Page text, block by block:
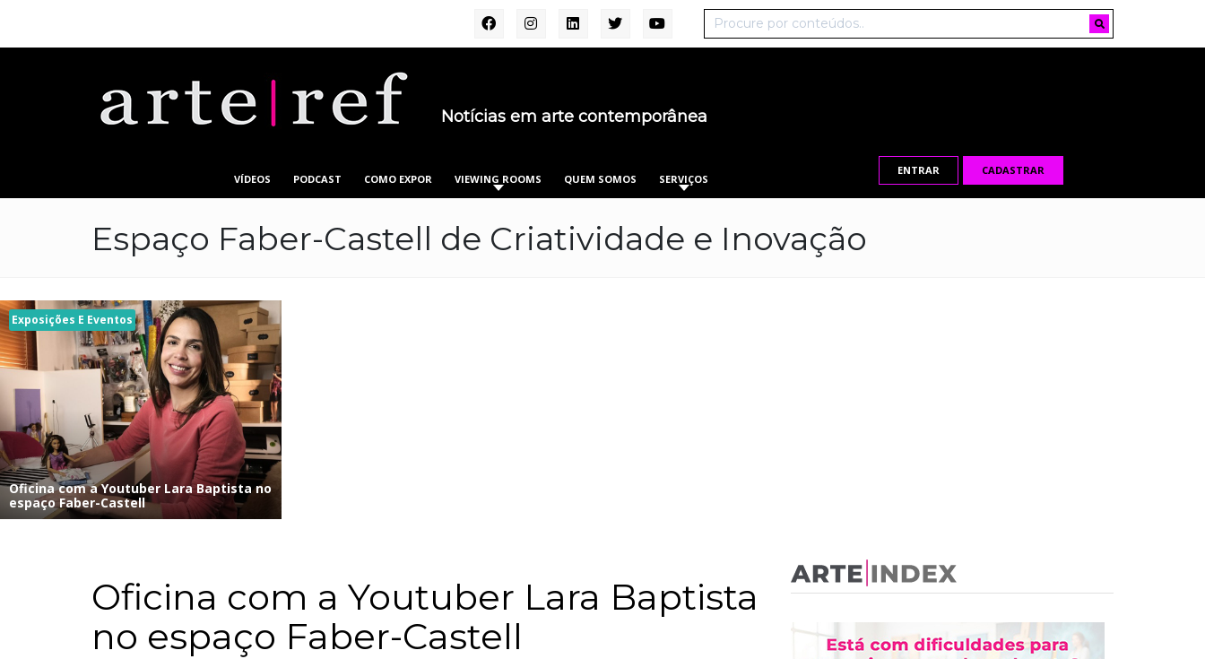
Notícias em arte contemporânea
VÍDEOS PODCAST COMO EXPOR VIEWING ROOMS QUEM SOMOS SERVIÇOS
ENTRAR CADASTRAR
Espaço Faber-Castell de Criatividade e Inovação
Exposições E Eventos
Oficina com a Youtuber Lara Baptista no
espaço Faber-Castell
Oficina com a Youtuber Lara Baptista
no espaço Faber-Castell